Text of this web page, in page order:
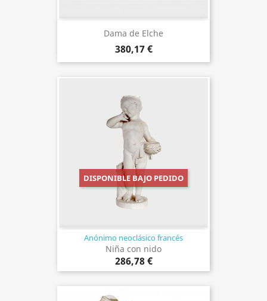
Dama de Elche
380,17 €
Anónimo neoclásico francés
Niña con nido
286,78 €
DISPONIBLE BAJO PEDIDO